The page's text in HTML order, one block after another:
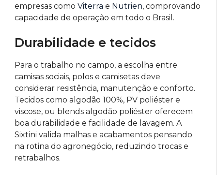
empresas como Viterra e Nutrien, comprovando
capacidade de operação em todo o Brasil.
Durabilidade e tecidos
Para o trabalho no campo, a escolha entre
camisas sociais, polos e camisetas deve
considerar resistência, manutenção e conforto.
Tecidos como algodão 100%, PV poliéster e
viscose, ou blends algodão poliéster oferecem
boa durabilidade e facilidade de lavagem. A
Sixtini valida malhas e acabamentos pensando
na rotina do agronegócio, reduzindo trocas e
retrabalhos.